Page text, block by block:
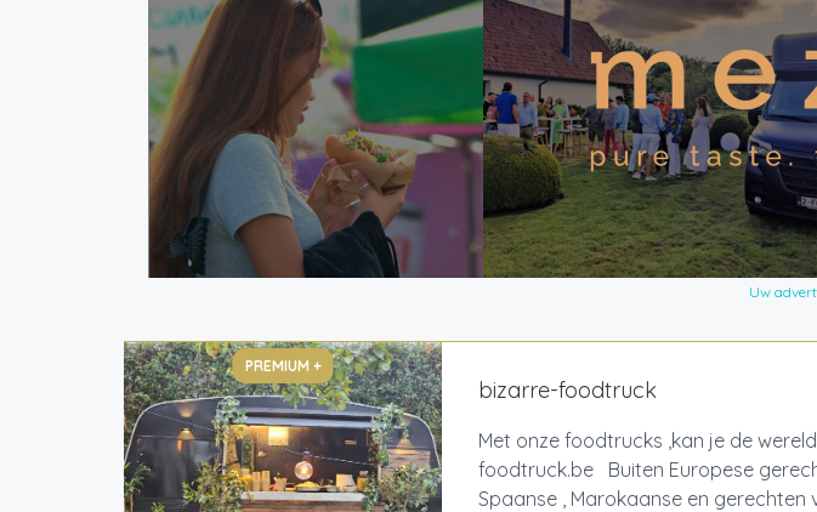
Uw
PREMIUM +
bizarre-foodtruck
Met onze foodtrucks ,kan je de
foodtruck.be Buiten Europese
Spaanse , Marokaanse en gerechten